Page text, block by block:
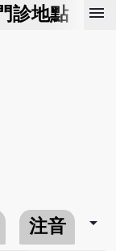
診地點 預
menu
注音 arrow_drop_down